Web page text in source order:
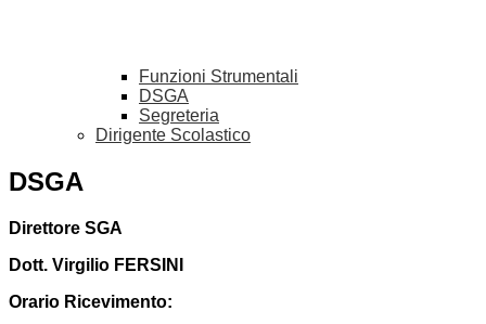
Funzioni Strumentali
DSGA
Segreteria
Dirigente Scolastico
DSGA
Direttore SGA
Dott. Virgilio FERSINI
Orario Ricevimento: